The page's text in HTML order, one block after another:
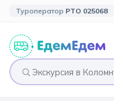
Туроператор РТО 025068